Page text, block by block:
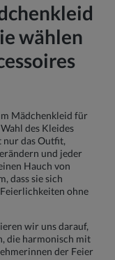
wählen
Mädchenkleid für
des Kleides
nur das Outfit,
und jeder
Hauch von
dass sie sich
ohne
wir uns darauf,
die harmonisch mit
der Feier